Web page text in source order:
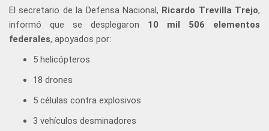
El secretario de la Defensa Nacional, Ricardo Trevilla Trejo,
informó que se desplegaron 10 mil 506 elementos
federales, apoyados por:
5 helicópteros
18 drones
5 células contra explosivos
3 vehículos desminadores